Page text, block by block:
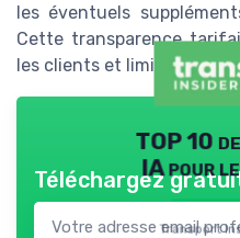
les éventuels
Cette transparence
les clients et limite les
TOP 10
IA pour
Transport
Téléchargez